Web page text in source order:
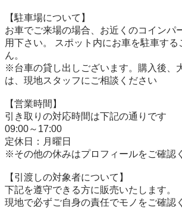
【駐⾞場について】
お車でご来場の場合、お近くのコインパ
用下さい。 スポット内にお車を駐車する
ん。
※台⾞の貸し出しございます。購入後、
は、現地スタッフにご相談ください
【営業時間】
引き取りの対応時間は下記の通りです
09:00～17:00
定休日：月曜日
※その他の休みはプロフィールをご確認
【引渡しの対象者について】
下記を遵守できる⽅に販売いたします。
現地で必ずご⾃⾝の責任でモノをご確認